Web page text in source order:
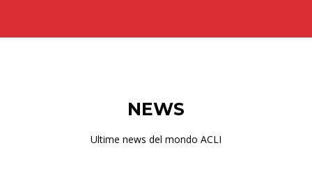
NEWS
Ultime news del mondo ACLI